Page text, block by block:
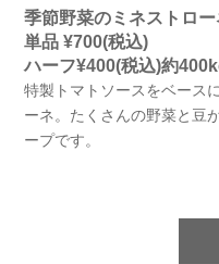
季節野菜のミネストロー
単品 ¥700(税込)
ハーフ¥400(税込)約
特製トマトソースをベース
ーネ。たくさんの野菜と豆
ープです。